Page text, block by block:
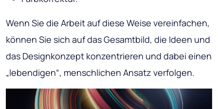
Wenn Sie die Arbeit auf diese Weise vereinfachen,
können Sie sich auf das Gesamtbild, die Ideen und
das Designkonzept konzentrieren und dabei einen
„lebendigen“, menschlichen Ansatz verfolgen.